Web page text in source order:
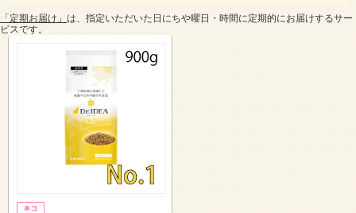
「定期お届け」 は、指定いただいた日にちや曜日・時間に定期的にお届けするサー
ビスです。